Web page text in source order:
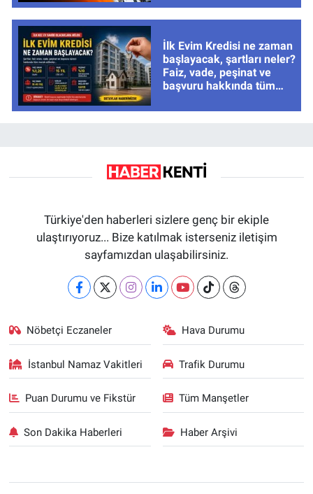
İlk Evim Kredisi ne zaman
başlayacak, şartları neler?
Faiz, vade, peşinat ve
başvuru hakkında tüm
Türkiye'den haberleri sizlere genç bir ekiple
ulaştırıyoruz... Bize katılmak isterseniz iletişim
sayfamızdan ulaşabilirsiniz.
Nöbetçi Eczaneler Hava Durumu
İstanbul Namaz Vakitleri Trafik Durumu
Puan Durumu ve Fikstür Tüm Manşetler
Son Dakika Haberleri Haber Arşivi